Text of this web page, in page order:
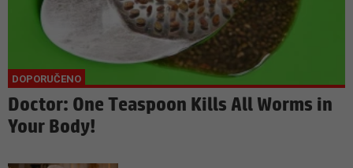
Doctor: One Teaspoon Kills All Worms in
Your Body!